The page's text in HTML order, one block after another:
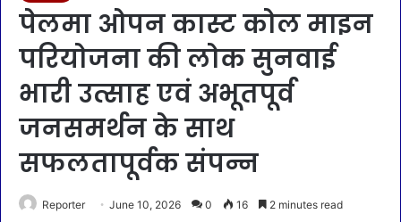
पेलमा ओपन कास्ट कोल माइन
परियोजना की लोक सुनवाई
भारी उत्साह एवं अभूतपूर्व
जनसमर्थन के साथ
सफलतापूर्वक संपन्न
Reporter June 10, 2026 0 16 2 minutes read